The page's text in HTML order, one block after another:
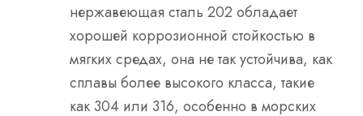
нержавеющая сталь 202 обладает
хорошей коррозионной стойкостью в
мягких средах, она не так устойчива, как
сплавы более высокого класса, такие
как 304 или 316, особенно в морских